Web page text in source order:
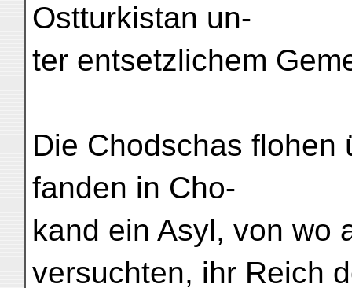
Ostturkistan un-
ter entsetzlichem
Die Chodschas flohen
fanden in Cho-
kand ein Asyl, von wo
versuchten, ihr Reich